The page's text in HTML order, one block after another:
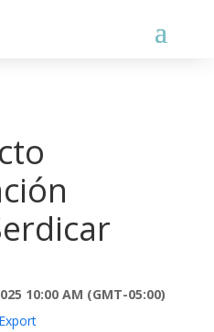
10:00 AM (GMT-05:00)